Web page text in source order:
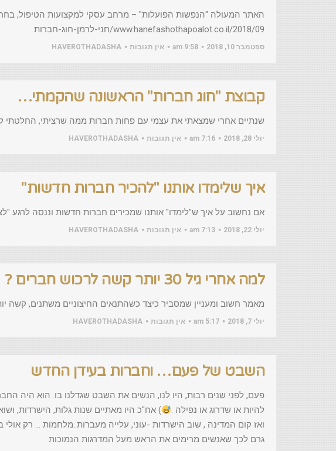
האתר המעולה "הנפשות הפועלות" – מרחב עסקי למקצועות הטיפול,
www.hanefashothapoalot.co.il/2018/09/חני-לרמן-חוג-חברות
ספטמבר 10, 2018 9:58 am אין תגובות HAVEROTHADASHA
קבוצת "חוג חברות" הראשונה שהקמתי…
שנתיים אחרי שמצאתי את עצמי עם פחות חברות ממה שרציתי, החלטתי
יולי 28, 2018 7:16 am אין תגובות HAVEROTHADASHA
איך שלימדו אותנו "להכיר חברות חדשות"
אם נחשוב על איך ש"לימדו" אותנו שמכירים חברות חדשות וננסה לרגע
יולי 22, 2018 7:13 am אין תגובות HAVEROTHADASHA
למה אחרי גיל 30 יותר קשה לרכוש חברים ?
מאמר חשוב ומעניין שמסביר כיצד כשהתנאים החיצוניים משתנים, קשה יותר
יולי 7, 2018 5:17 am אין תגובות HAVEROTHADASHA
השבט של פעם… וחברות בעידן החדש
פעם, לפני שנים רבות, היו לנו, הנשים את השבט שגדלנו בו. הוא היה
להיות או שדרוג או נפילה .
) אח"כ היו מאתיים שנות גלות, הישרדות,
גרם לכך שאנשים מרימים את הראש מעל המדרגות הנמוכות